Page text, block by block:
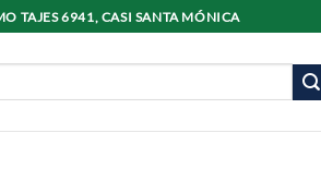
TAJES 6941, CASI SANTA MÓNICA